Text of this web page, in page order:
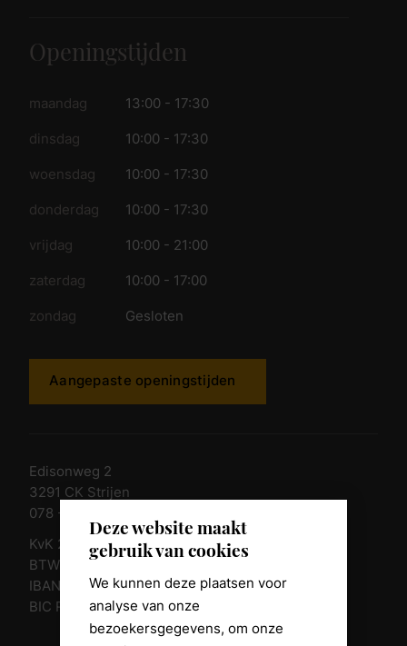
Deze website maakt
gebruik van cookies
We kunnen deze plaatsen voor
analyse van onze
bezoekersgegevens, om onze
Openingstijden
maandag 13:00 - 17:30
dinsdag 10:00 - 17:30
woensdag 10:00 - 17:30
donderdag 10:00 - 17:30
vrijdag 10:00 - 21:00
zaterdag 10:00 - 17:00
zondag Gesloten
Aangepaste openingstijden
Edisonweg 2
3291 CK Strijen
078 - 674 84 85
KvK 23011135
BTW nr. NL 805098938.B.01
IBAN NL10 RABO 0361 8039 58
BIC RABONL2U